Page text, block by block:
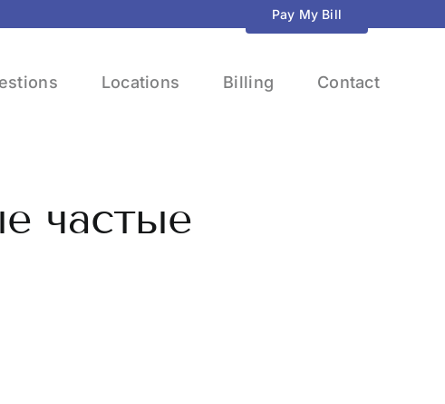
Pay My Bill
Locations Billing Contact
частые